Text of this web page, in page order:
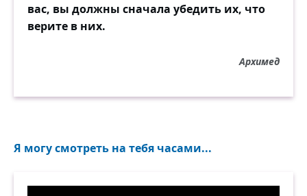
вас, вы должны сначала убедить их, что
верите в них.
Архимед
Я могу смотреть на тебя часами...